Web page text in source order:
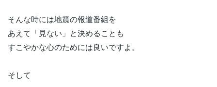
そんな時には地震の報道番組を
あえて「見ない」と決めることも
すこやかな心のためには良いですよ。
そして